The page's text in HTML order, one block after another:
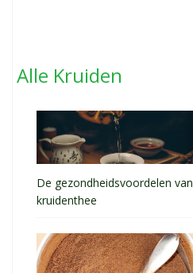
Alle Kruiden
De gezondheidsvoordelen van
kruidenthee